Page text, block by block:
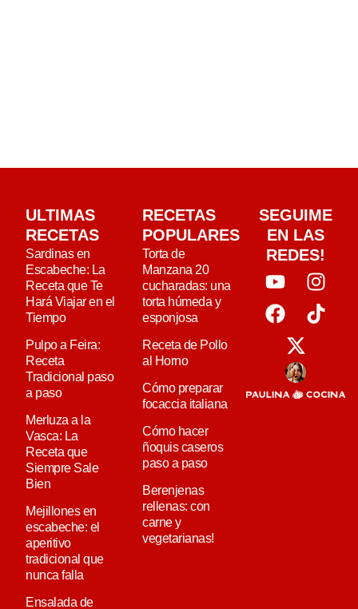
ULTIMAS
RECETAS
Sardinas en
Escabeche: La
Receta que Te
Hará Viajar en el
Tiempo
Pulpo a Feira:
Receta
Tradicional paso
a paso
Merluza a la
Vasca: La
Receta que
Siempre Sale
Bien
Mejillones en
escabeche: el
aperitivo
tradicional que
nunca falla
Ensalada de
RECETAS
POPULARES
Torta de
Manzana 20
cucharadas: una
torta húmeda y
esponjosa
Receta de Pollo
al Horno
Cómo preparar
focaccia italiana
Cómo hacer
ñoquis caseros
paso a paso
Berenjenas
rellenas: con
carne y
vegetarianas!
SEGUIME
EN LAS
REDES!